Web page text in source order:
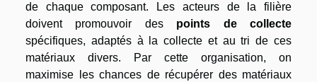
de chaque composant. Les acteurs de la filière
doivent promouvoir des points de collecte
spécifiques, adaptés à la collecte et au tri de ces
matériaux divers. Par cette organisation, on
maximise les chances de récupérer des matériaux